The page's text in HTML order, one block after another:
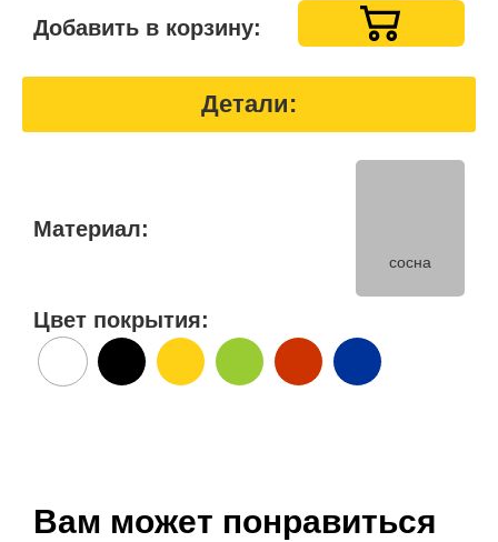
Добавить в корзину:
Детали:
Материал:
сосна
Цвет покрытия:
Вам может понравиться